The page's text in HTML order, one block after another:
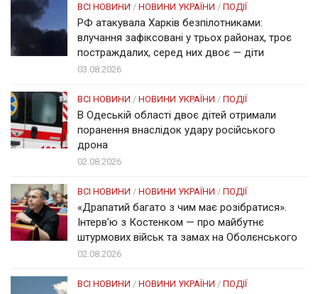
ВСІ НОВИНИ / НОВИНИ УКРАЇНИ / ПОДІЇ
РФ атакувала Харків безпілотниками:
влучання зафіксовані у трьох районах, троє
постраждалих, серед них двоє — діти
03.08.2026
ВСІ НОВИНИ / НОВИНИ УКРАЇНИ / ПОДІЇ
В Одеській області двоє дітей отримали
поранення внаслідок удару російського
дрона
02.08.2026
ВСІ НОВИНИ / НОВИНИ УКРАЇНИ / ПОДІЇ
«Драпатий багато з чим має розібратися».
Інтерв’ю з Костенком — про майбутнє
штурмових військ та замах на Оболєнського
02.08.2026
ВСІ НОВИНИ / НОВИНИ УКРАЇНИ / ПОДІЇ